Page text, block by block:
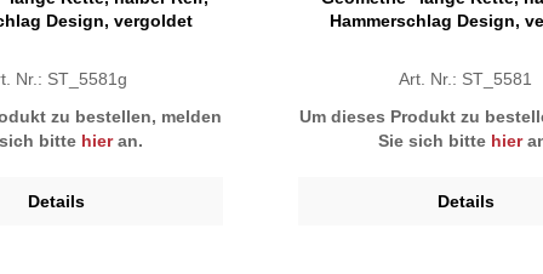
Design, vergoldet
Nr.: ST_5581g
zu bestellen, melden
bitte hieran.
Details
Hammerschlag Design,
Art. Nr.: ST_5581
Um dieses Produkt zu
Sie sich bitte hier
Details